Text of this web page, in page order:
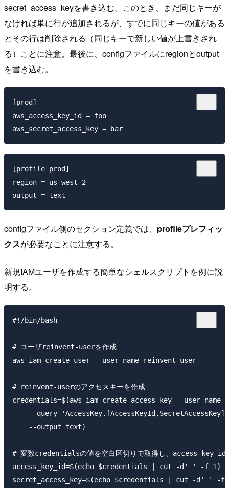
secret_access_keyを書き込む。このとき、まだ同じキーが
なければ単に行が追加されるが、すでに同じキーの値がある
とその行は削除される（同じキーで新しい値が上書きされ
る）ことに注意。最後に、configファイルにregionとoutput
を書き込む。
[prod]
aws_access_key_id = foo
[profile prod]
region = us-west-2
configファイル側のセクション定義では、 profileプレフィッ
クスが必要なことに注意する。
新規IAMユーザを作成する簡単なシェルスクリプトを例に説
明する。
#!/bin/bash
# ユーザreinvent-userを作成
aws iam create-user --user-name reinvent-user
# reinvent-userのアクセスキーを作成
credentials=$(aws iam create-access-key --user-
--query
    --output text)
# 変数credentialsの値を空白区切りで取得し、
access_key_id=$(echo $credentials | cut -d' ' -f 1)
secret_access_key=$(echo $credentials | cut -d' ' -f